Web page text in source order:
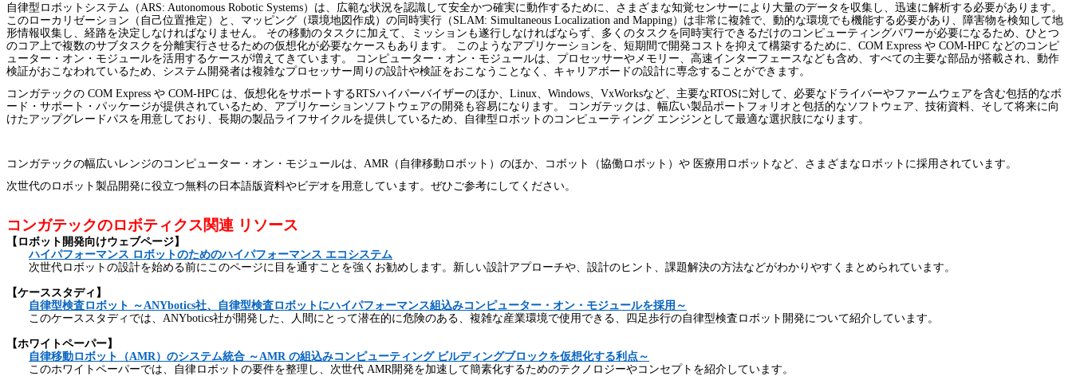
自律型ロボットシステム（ ARS: Autonomous Robotic Systems）は、広範な状況を認識して安全かつ確実に動作するために、さまざまな知覚センサーにより大量のデータを収集し、迅速に解析する必要があります。
このローカリゼーション（自己位置推定）と、マッピング（環境地図作成）の同時実行（ SLAM: Simultaneous Localization and Mapping）は非常に複雑で、動的な環境でも機能する必要があり、障害物を検知して地
形情報収集し、経路を決定しなければなりません。 その移動のタスクに加えて、ミッションも遂行しなければならず、多くのタスクを同時実行できるだけのコンピューティングパワーが必要になるため、ひとつ
のコア上で複数のサブタスクを分離実行させるための仮想化が必要なケースもあります。 このようなアプリケーションを、短期間で開発コストを抑えて構築するために、 COM Express や COM-HPC などのコンピ
ューター・オン・モジュールを活用するケースが増えてきています。 コンピューター・オン・モジュールは、プロセッサーやメモリー、高速インターフェースなども含め、すべての主要な部品が搭載され、動作
検証がおこなわれているため、システム開発者は複雑なプロセッサー周りの設計や検証をおこなうことなく、キャリアボードの設計に専念することができます。
コンガテックの COM Express や COM-HPC は、仮想化をサポートするRTSハイパーバイザーのほか、 Linux Windows VxWorksなど、主要なRTOSに対して、必要なドライバーやファームウェアを含む包括的なボ
ード・サポート・パッケージが提供されているため、アプリケーションソフトウェアの開発も容易になります。 コンガテックは、幅広い製品ポートフォリオと包括的なソフトウェア、技術資料、そして将来に向
けたアップグレードパスを用意しており、長期の製品ライフサイクルを提供しているため、自律型ロボットのコンピューティング エンジンとして最適な選択肢になります。
コンガテックの幅広いレンジのコンピューター・オン・モジュールは、 AMR （自律移動ロボット）のほか、コボット（協働ロボット）や 医療用ロボットなど、さまざまなロボットに採用されています。
次世代のロボット製品開発に役立つ無料の日本語版資料やビデオを用意しています。ぜひご参考にしてください。
コンガテックのロボティクス関連 リソース
【ロボット開発向けウェブページ】
ハイパフォーマンス ロボットのためのハイパフォーマンス エコシステム
次世代ロボットの設計を始める前にこのページに目を通すことを強くお勧めします。新しい設計アプローチや、設計のヒント、課題解決の方法などがわかりやすくまとめられています。
【ケーススタディ】
自律型検査ロボット ～ANYbotics社、自律型検査ロボットにハイパフォーマンス組込みコンピューター・オン・モジュールを採用 ～
このケーススタディでは、 ANYbotics社が開発した、人間にとって潜在的に危険のある、複雑な産業環境で使用できる、四足歩行の自律型検査ロボット開発について紹介しています。
【ホワイトペーパー】
自律移動ロボット（AMR ）のシステム統合 ～AMR の組込みコンピューティング ビルディングブロックを仮想化する利点～
このホワイトペーパーでは、自律ロボットの要件を整理し、次世代 AMR開発を加速して簡素化するためのテクノロジーやコンセプトを紹介しています。